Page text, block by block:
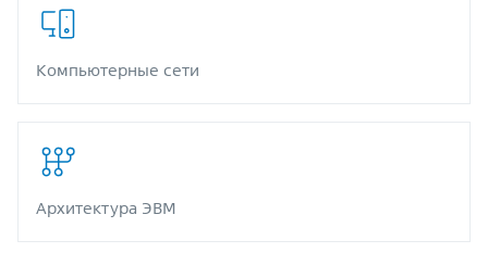
Компьютерные сети
Архитектура ЭВМ